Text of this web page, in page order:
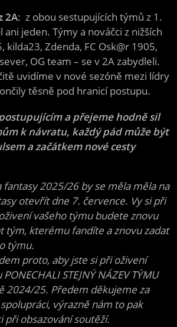
2A: z obou sestupujících týmů z 1.
ani jeden. Týmy a nováčci z nižších
kilda23, Zdenda, FC Osk@r 1905,
OG team – se v 2A zabydleli.
uvidíme v nové sezóně mezi lídry
těsně pod hranicí postupu.
a přejeme hodně sil
k návratu, každý pád může být
a začátkem nové cesty
fantasy 2025/26 by se měla měla na
otevřít dne 7. července. Vy si při
vašeho týmu budete znovu
tým, kterému fandíte a znovu zadat
týmu.
proto, aby jste si při oživení
STEJNÝ NÁZEV TÝMU
2024/25. Předem děkujeme za
výrazně nám to pak
při obsazování soutěží.